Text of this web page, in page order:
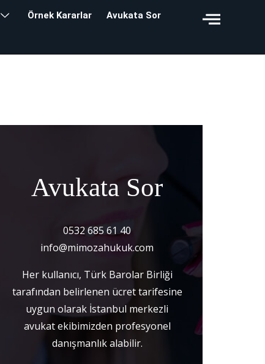
Örnek Kararlar
Avukata Sor
Avukata Sor
0532 685 61 40
info@mimozahukuk.com
Her kullanıcı, Türk Barolar Birliği
tarafından belirlenen ücret tarifesine
uygun olarak İstanbul merkezli
avukat ekibimizden profesyonel
danışmanlık alabilir.